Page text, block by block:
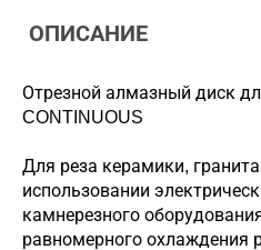
ОПИСАНИЕ
Отрезной алмазный диск
CONTINUOUS
Для реза керамики,
использовании
камнерезного
равномерного охлаждения